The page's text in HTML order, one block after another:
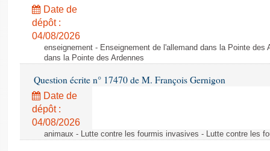
Date de
dépôt :
04/08/2026
enseignement - Enseignement de l'allemand dans la Pointe des
dans la Pointe des Ardennes
Question écrite n° 17470 de M. François Gernigon
Date de
dépôt :
04/08/2026
animaux - Lutte contre les fourmis invasives - Lutte contre les